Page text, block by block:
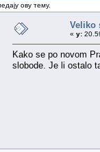
ову тему.
Veliko
« у:
Kako se po novom
slobode. Je li ostalo